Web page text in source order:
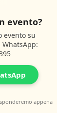
evento?
evento su
appena